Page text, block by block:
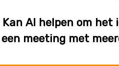
Kan AI helpen om het
een meeting met